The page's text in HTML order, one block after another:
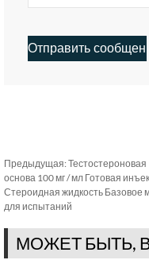
Предыдущая: Тестостероновая
основа 100 мг / мл Готовая
Стероидная жидкость Базовое
для испытаний
МОЖЕТ БЫТЬ,